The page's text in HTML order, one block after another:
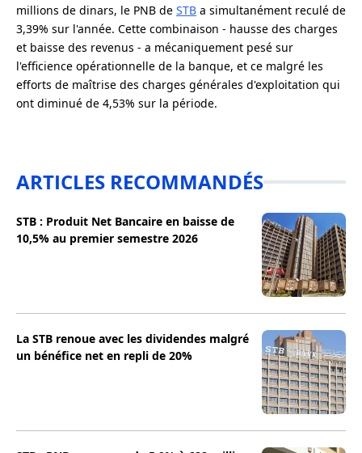
millions de dinars, le PNB de STB a simultanément reculé de
3,39% sur l'année. Cette combinaison - hausse des charges
et baisse des revenus - a mécaniquement pesé sur
l'efficience opérationnelle de la banque, et ce malgré les
efforts de maîtrise des charges générales d'exploitation qui
ont diminué de 4,53% sur la période.
ARTICLES RECOMMANDÉS
STB : Produit Net Bancaire en baisse de
10,5% au premier semestre 2026
La STB renoue avec les dividendes malgré
un bénéfice net en repli de 20%